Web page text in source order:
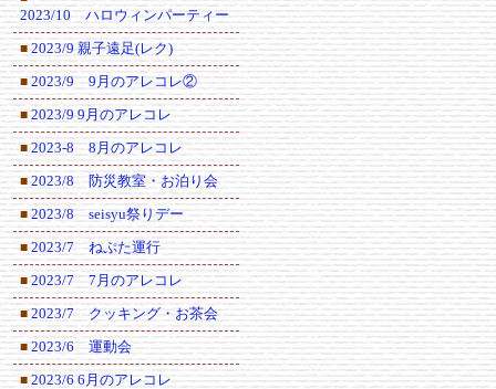
2023/10 ハロウィンパーティー
■ 2023/9 親子遠足(レク)
■ 2023/9 9月のアレコレ②
■ 2023/9 9月のアレコレ
■ 2023-8 8月のアレコレ
■ 2023/8 防災教室・お泊り会
■ 2023/8 seisyu祭りデー
■ 2023/7 ねぷた運行
■ 2023/7 7月のアレコレ
■ 2023/7 クッキング・お茶会
■ 2023/6 運動会
■ 2023/6 6月のアレコレ